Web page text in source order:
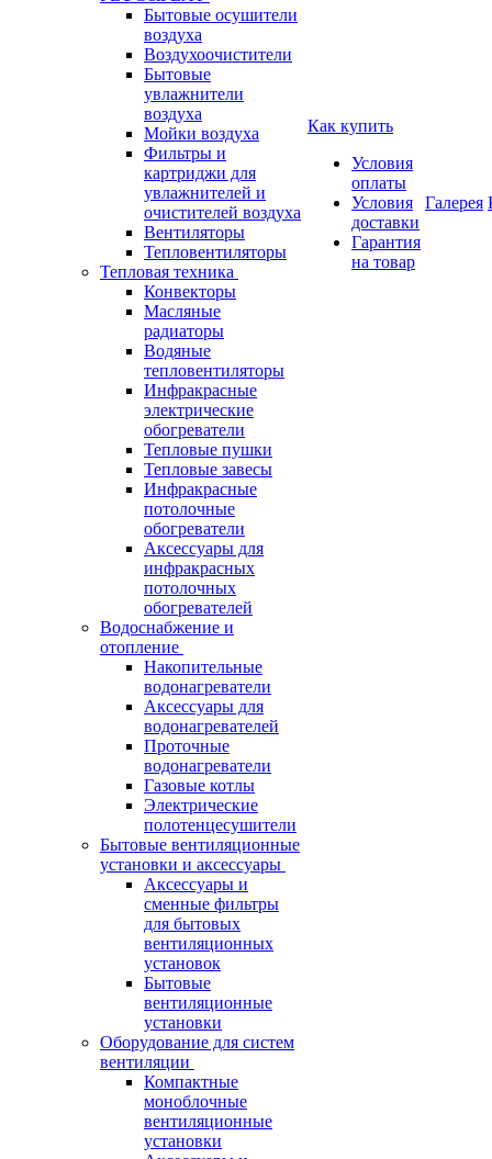
Бытовые осушители
воздуха
Воздухоочистители
Бытовые
увлажнители
воздуха
Мойки воздуха
Фильтры и
картриджи для
увлажнителей и
очистителей воздуха
Вентиляторы
Тепловентиляторы
Тепловая техника
Конвекторы
Масляные
радиаторы
Водяные
тепловентиляторы
Инфракрасные
электрические
обогреватели
Тепловые пушки
Тепловые завесы
Инфракрасные
потолочные
обогреватели
Аксессуары для
инфракрасных
потолочных
обогревателей
Водоснабжение и
отопление
Накопительные
водонагреватели
Аксессуары для
водонагревателей
Проточные
водонагреватели
Газовые котлы
Электрические
полотенцесушители
Бытовые вентиляционные
установки и аксессуары
Аксессуары и
сменные фильтры
для бытовых
вентиляционных
установок
Бытовые
вентиляционные
установки
Оборудование для систем
вентиляции
Компактные
моноблочные
вентиляционные
установки
Как купить
Условия
оплаты
Условия
доставки
Гарантия
на товар
Галерея